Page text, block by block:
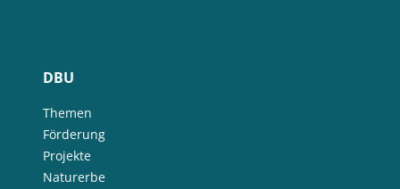
DBU
Themen
Förderung
Projekte
Naturerbe